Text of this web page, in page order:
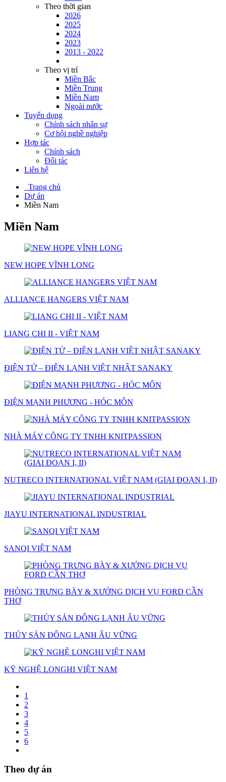
Theo thời gian
2026
2025
2024
2023
2013 - 2022
Theo vị trí
Miền Bắc
Miền Trung
Miền Nam
Ngoài nước
Tuyển dụng
Chính sách nhân sự
Cơ hội nghề nghiệp
Hợp tác
Chính sách
Đối tác
Liên hệ
Trang chủ
Dự án
Miền Nam
Miền Nam
NEW HOPE VĨNH LONG
ALLIANCE HANGERS VIỆT NAM
LIANG CHI II - VIỆT NAM
ĐIỆN TỬ – ĐIỆN LẠNH VIỆT NHẬT SANAKY
ĐIỆN MẠNH PHƯƠNG - HÓC MÔN
NHÀ MÁY CÔNG TY TNHH KNITPASSION
NUTRECO INTERNATIONAL VIỆT NAM (GIAI ĐOẠN I, II)
JIAYU INTERNATIONAL INDUSTRIAL
SANQI VIỆT NAM
PHÒNG TRƯNG BÀY & XƯỞNG DỊCH VỤ FORD CẦN
THƠ
THỦY SẢN ĐÔNG LẠNH ÂU VỮNG
KỸ NGHỆ LONGHI VIỆT NAM
1
2
3
4
5
6
Theo dự án